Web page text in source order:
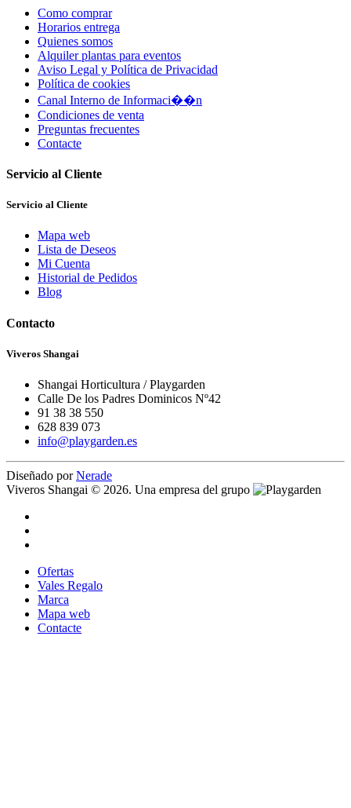
Como comprar
Horarios entrega
Quienes somos
Alquiler plantas para eventos
Aviso Legal y Política de Privacidad
Política de cookies
Canal Interno de Informaci��n
Condiciones de venta
Preguntas frecuentes
Contacte
Servicio al Cliente
Servicio al Cliente
Mapa web
Lista de Deseos
Mi Cuenta
Historial de Pedidos
Blog
Contacto
Viveros Shangai
Shangai Horticultura / Playgarden
Calle De los Padres Dominicos Nº42
91 38 38 550
628 839 073
info@playgarden.es
Diseñado porNerade
Viveros Shangai © 2026. Una empresa del grupo
Ofertas
Vales Regalo
Marca
Mapa web
Contacte